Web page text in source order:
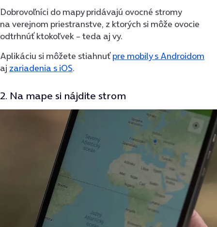
Dobrovoľníci do mapy pridávajú ovocné stromy
na verejnom priestranstve, z ktorých si môže ovocie
odtrhnúť ktokoľvek – teda aj vy.
Aplikáciu si môžete stiahnuťpre mobily s Androidom
aj zariadenia s iOS.
2. Na mape si nájdite strom